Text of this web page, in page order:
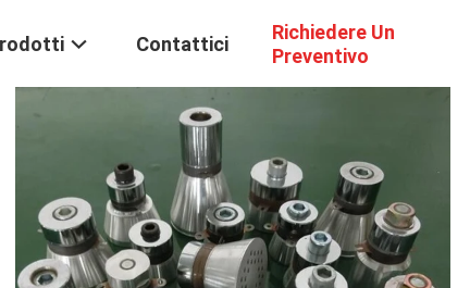
Contattici
Richiedere Un
Preventivo